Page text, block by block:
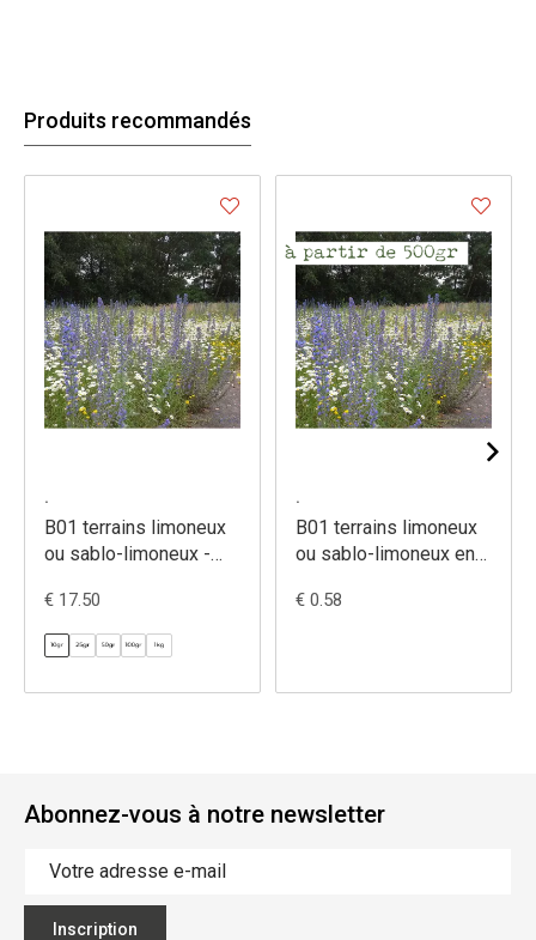
Produits recommandés
.
B01 terrains limoneux
ou sablo-limoneux -
sans graminées
€ 17.50
.
B01 terrains limoneux
ou sablo-limoneux en
vivaces sans
€ 0.58
Abonnez-vous à notre newsletter
Inscription